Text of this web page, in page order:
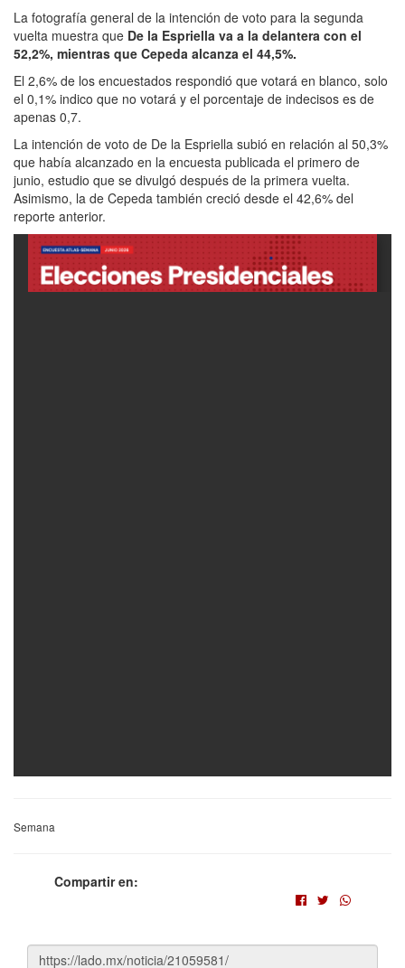
La fotografía general de la intención de voto para la segunda
vuelta muestra que De la Espriella va a la delantera con el
52,2%, mientras que Cepeda alcanza el 44,5%.
El 2,6% de los encuestados respondió que votará en blanco, solo
el 0,1% indico que no votará y el porcentaje de indecisos es de
apenas 0,7.
La intención de voto de De la Espriella subió en relación al 50,3%
que había alcanzado en la encuesta publicada el primero de
junio, estudio que se divulgó después de la primera vuelta.
Asimismo, la de Cepeda también creció desde el 42,6% del
reporte anterior.
Semana
Compartir en: